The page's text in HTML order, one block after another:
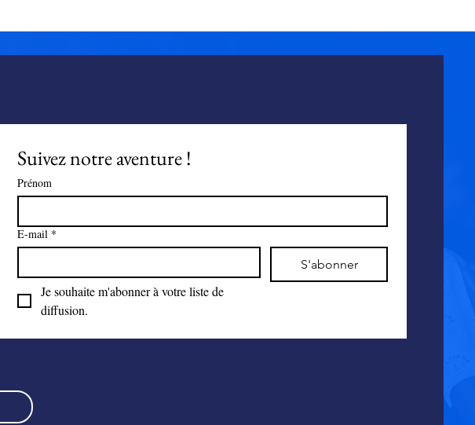
Suivez notre aventure !
Prénom
E-mail *
S'abonner
Je souhaite m'abonner à votre liste de
diffusion.